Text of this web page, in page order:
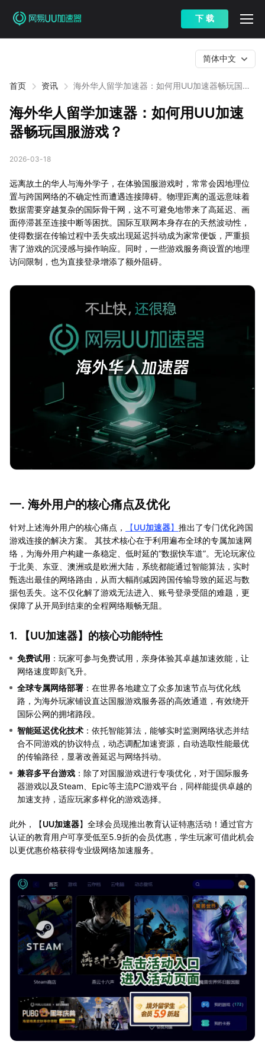
下 载
首页 资讯
海外华人留学加速器：如何用UU加速器畅玩国服
简体中文
海外华人留学加速器：如何用UU加速
器畅玩国服游戏？
2026-03-18
远离故土的华人与海外学子，在体验国服游戏时，常常会因地理位
置与跨国网络的不确定性而遭遇连接障碍。物理距离的遥远意味着
数据需要穿越复杂的国际骨干网，这不可避免地带来了高延迟、画
面停滞甚至连接中断等困扰。国际互联网本身存在的天然波动性，
使得数据在传输过程中丢失或出现延迟抖动成为家常便饭，严重损
害了游戏的沉浸感与操作响应。同时，一些游戏服务商设置的地理
访问限制，也为直接登录增添了额外阻碍。
一. 海外用户的核心痛点及优化
针对上述海外用户的核心痛点， 【UU加速器】 推出了专门优化跨国
游戏连接的解决方案。 其技术核心在于利用遍布全球的专属加速网
络，为海外用户构建一条稳定、低时延的“数据快车道”。无论玩家位
于北美、东亚、澳洲或是欧洲大陆，系统都能通过智能算法，实时
甄选出最佳的网络路由，从而大幅削减因跨国传输导致的延迟与数
据包丢失。这不仅化解了游戏无法进入、账号登录受阻的难题，更
保障了从开局到结束的全程网络顺畅无阻。
1. 【UU加速器】的核心功能特性
免费试用 ：玩家可参与免费试用，亲身体验其卓越加速效能，让
网络速度即刻飞升。
全球专属网络部署 ：在世界各地建立了众多加速节点与优化线
路，为海外玩家铺设直达国服游戏服务器的高效通道，有效绕开
国际公网的拥堵路段。
智能延迟优化技术 ：依托智能算法，能够实时监测网络状态并结
合不同游戏的协议特点，动态调配加速资源，自动选取性能最优
的传输路径，显著改善延迟与网络抖动。
兼容多平台游戏 ：除了对国服游戏进行专项优化，对于国际服务
器游戏以及Steam、Epic等主流PC游戏平台，同样能提供卓越的
加速支持，适应玩家多样化的游戏选择。
此外，【UU加速器】全球会员现推出教育认证特惠活动！通过官方
认证的教育用户可享受低至5.9折的会员优惠，学生玩家可借此机会
以更优惠价格获得专业级网络加速服务。